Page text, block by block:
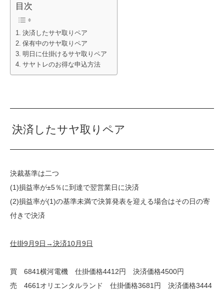
目次
決済したサヤ取りペア
保有中のサヤ取りペア
明日に仕掛けるサヤ取りペア
サヤトレのお得な申込方法
決済したサヤ取りペア
決裁基準は二つ
(1)損益率が±5％に到達で翌営業日に決済
(2)損益率が(1)の基準未満で決算発表を迎える場合はその日の寄
付きで決済
仕掛9月9日→決済10月9日
買 6841横河電機 仕掛価格4412円 決済価格4500円
売 4661オリエンタルランド 仕掛価格3681円 決済価格3444